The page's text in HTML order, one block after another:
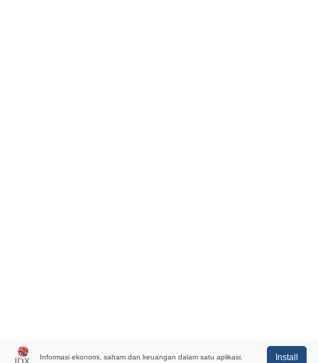
Informasi ekonomi, saham dan keuangan dalam satu aplikasi. Install